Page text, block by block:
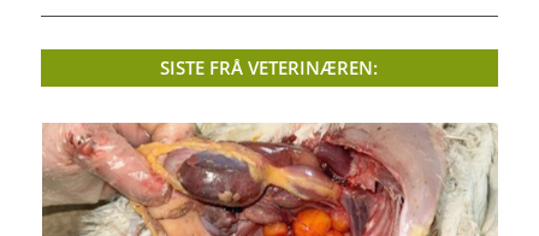
SISTE FRÅ VETERINÆREN: